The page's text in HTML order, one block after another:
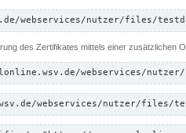
webservices/nutzer/files/
des Zertifikates mittels einer zusätzlichen
webservices/
webservices/nutzer/files/